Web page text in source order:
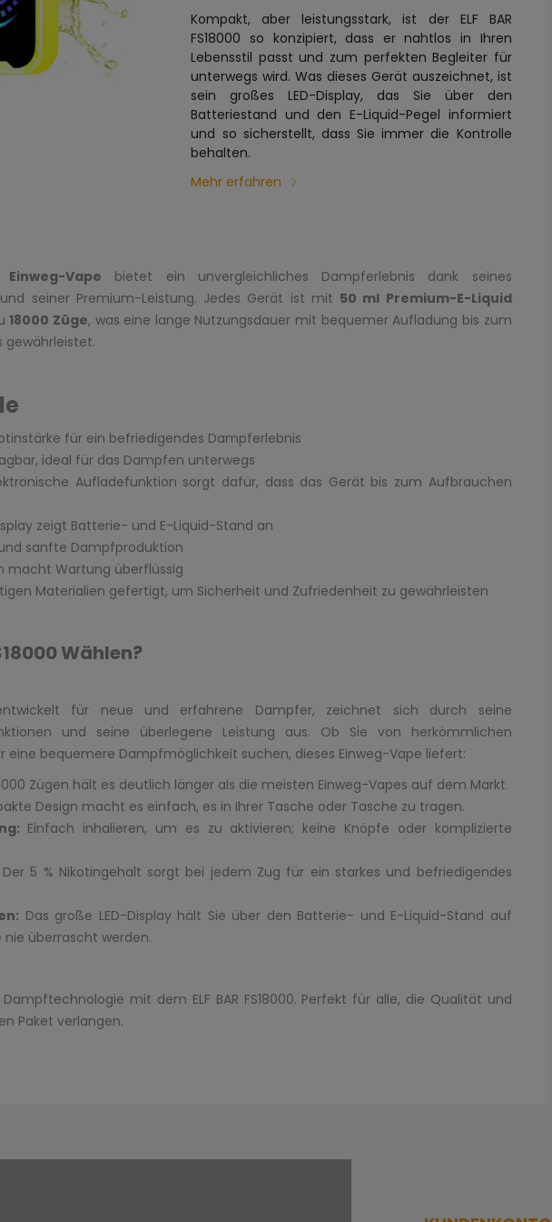
Kompakt, aber leistungsstark, ist der ELF BAR
FS18000 so konzipiert, dass er nahtlos in Ihren
Lebensstil passt und zum perfekten Begleiter für
unterwegs wird. Was dieses Gerät auszeichnet, ist
sein großes LED-Display, das Sie über den
Batteriestand und den E-Liquid-Pegel informiert
und so sicherstellt, dass Sie immer die Kontrolle
behalten.
Mehr erfahren
Einweg-Vape bietet ein unvergleichliches Dampferlebnis dank seines
seiner Premium-Leistung. Jedes Gerät ist mit 50 ml Premium-E-Liquid
18000 Züge, was eine lange Nutzungsdauer mit bequemer Aufladung bis zum
gewährleistet.
für ein befriedigendes Dampferlebnis
ideal für das Dampfen unterwegs
Aufladefunktion sorgt dafür, dass das Gerät bis zum Aufbrauchen
zeigt Batterie- und E-Liquid-Stand an
sanfte Dampfproduktion
macht Wartung überflüssig
Materialien gefertigt, um Sicherheit und Zufriedenheit zu gewährleisten
Wählen?
entwickelt für neue und erfahrene Dampfer, zeichnet sich durch seine
und seine überlegene Leistung aus. Ob Sie von herkömmlichen
eine bequemere Dampfmöglichkeit suchen, dieses Einweg-Vape liefert:
Zügen hält es deutlich länger als die meisten Einweg-Vapes auf dem Markt.
Design macht es einfach, es in Ihrer Tasche oder Tasche zu tragen.
Einfach inhalieren, um es zu aktivieren; keine Knöpfe oder komplizierte
Der 5 % Nikotingehalt sorgt bei jedem Zug für ein starkes und befriedigendes
Das große LED-Display hält Sie über den Batterie- und E-Liquid-Stand auf
überrascht werden.
mit dem ELF BAR FS18000. Perfekt für alle, die Qualität und
Paket verlangen.